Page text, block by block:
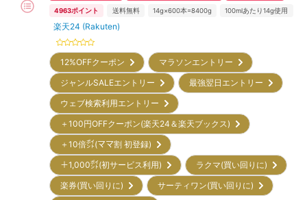
4963ポイント 送料無料 14g×600本=8400g 100mlあたり14g使用
楽天24 (Rakuten)
12%OFFクーポン
マラソンエントリー
ジャンルSALEエントリー
最強翌日エントリー
ウェブ検索利用エントリー
＋100円OFFクーポン(楽天24＆楽天ブックス)
＋10倍㌽(ママ割 初登録)
＋1,000㌽(初サービス利用)
ラクマ(買い回りに)
楽券(買い回りに)
サーティワン(買い回りに)